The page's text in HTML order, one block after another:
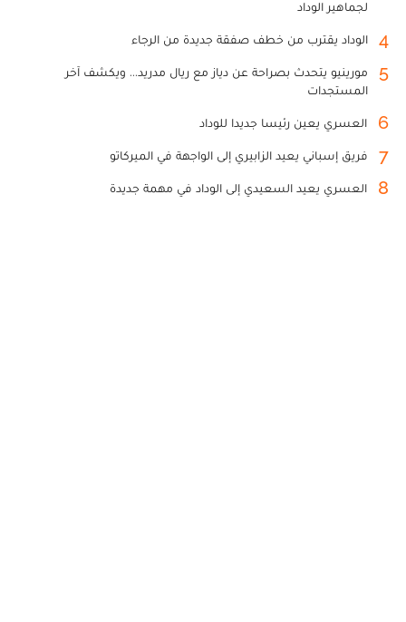
لجماهير الوداد
4 الوداد يقترب من خطف صفقة جديدة من الرجاء
5
مورينيو يتحدث بصراحة عن دياز مع ريال مدريد... ويكشف آخر
المستجدات
6 العسري يعين رئيسا جديدا للوداد
7 فريق إسباني يعيد الزابيري إلى الواجهة في الميركاتو
8 العسري يعيد السعيدي إلى الوداد في مهمة جديدة